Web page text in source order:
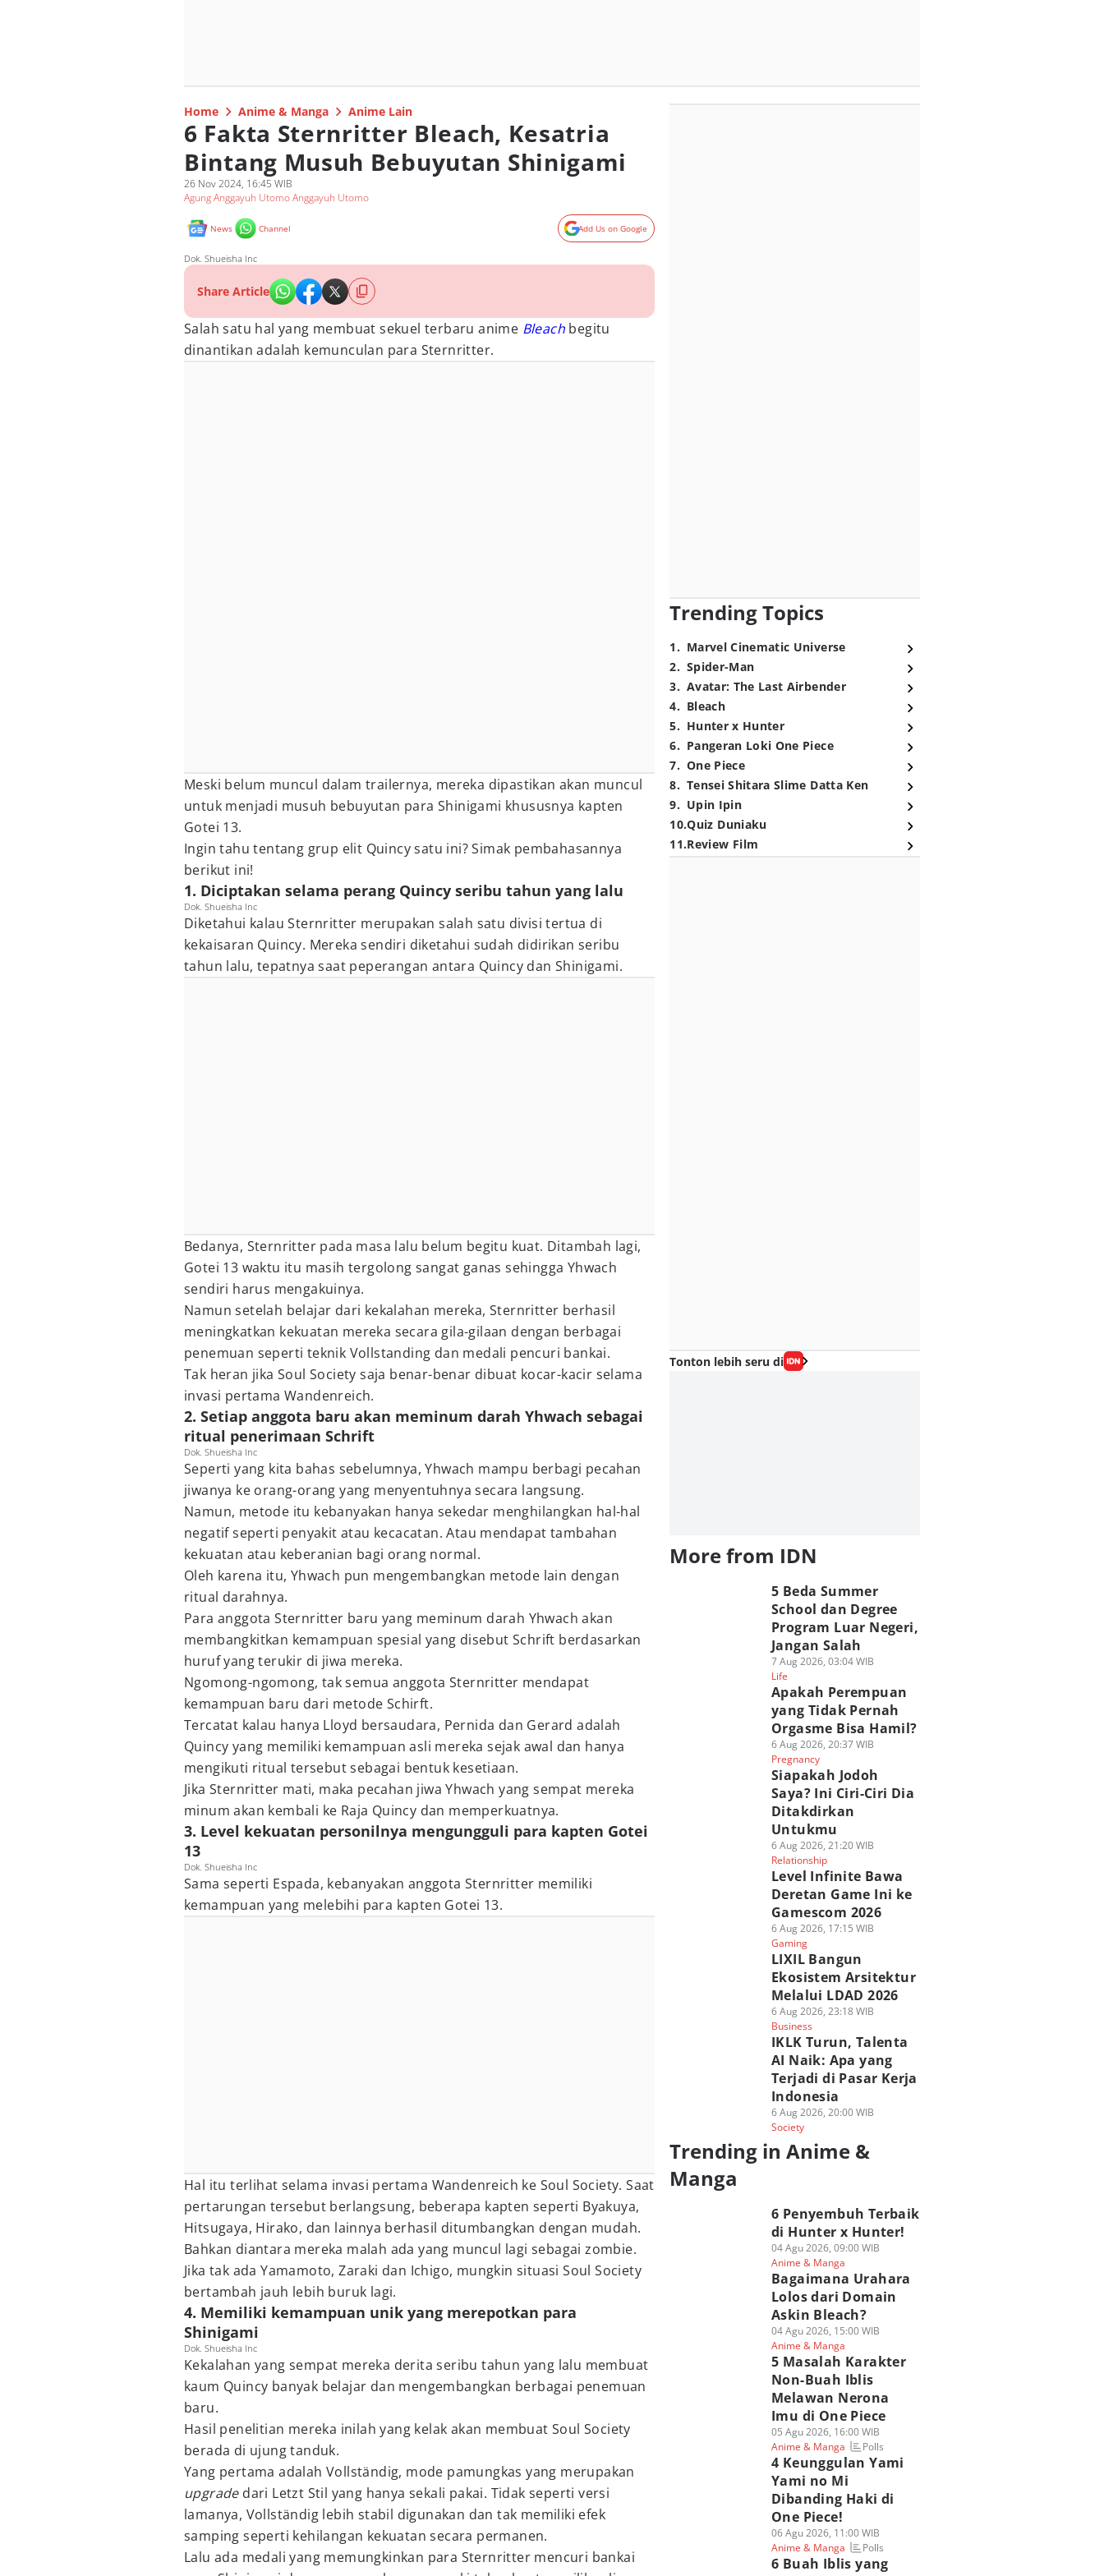
Home Anime & Manga Anime Lain
6 Fakta Sternritter Bleach, Kesatria
Bintang Musuh Bebuyutan Shinigami
26 Nov 2024, 16:45 WIB
Agung Anggayuh Utomo Anggayuh Utomo
News Channel Add Us on Google
Dok. Shueisha Inc
Share Article
Salah satu hal yang membuat sekuel terbaru anime Bleach begitu
dinantikan adalah kemunculan para Sternritter.
Meski belum muncul dalam trailernya, mereka dipastikan akan muncul
untuk menjadi musuh bebuyutan para Shinigami khususnya kapten
Gotei 13.
Ingin tahu tentang grup elit Quincy satu ini? Simak pembahasannya
berikut ini!
1. Diciptakan selama perang Quincy seribu tahun yang lalu
Dok. Shueisha Inc
Diketahui kalau Sternritter merupakan salah satu divisi tertua di
kekaisaran Quincy. Mereka sendiri diketahui sudah didirikan seribu
tahun lalu, tepatnya saat peperangan antara Quincy dan Shinigami.
Bedanya, Sternritter pada masa lalu belum begitu kuat. Ditambah lagi,
Gotei 13 waktu itu masih tergolong sangat ganas sehingga Yhwach
sendiri harus mengakuinya.
Namun setelah belajar dari kekalahan mereka, Sternritter berhasil
meningkatkan kekuatan mereka secara gila-gilaan dengan berbagai
penemuan seperti teknik Vollstanding dan medali pencuri bankai.
Tak heran jika Soul Society saja benar-benar dibuat kocar-kacir selama
invasi pertama Wandenreich.
2. Setiap anggota baru akan meminum darah Yhwach sebagai
ritual penerimaan Schrift
Dok. Shueisha Inc
Seperti yang kita bahas sebelumnya, Yhwach mampu berbagi pecahan
jiwanya ke orang-orang yang menyentuhnya secara langsung.
Namun, metode itu kebanyakan hanya sekedar menghilangkan hal-hal
negatif seperti penyakit atau kecacatan. Atau mendapat tambahan
kekuatan atau keberanian bagi orang normal.
Oleh karena itu, Yhwach pun mengembangkan metode lain dengan
ritual darahnya.
Para anggota Sternritter baru yang meminum darah Yhwach akan
membangkitkan kemampuan spesial yang disebut Schrift berdasarkan
huruf yang terukir di jiwa mereka.
Ngomong-ngomong, tak semua anggota Sternritter mendapat
kemampuan baru dari metode Schirft.
Tercatat kalau hanya Lloyd bersaudara, Pernida dan Gerard adalah
Quincy yang memiliki kemampuan asli mereka sejak awal dan hanya
mengikuti ritual tersebut sebagai bentuk kesetiaan.
Jika Sternritter mati, maka pecahan jiwa Yhwach yang sempat mereka
minum akan kembali ke Raja Quincy dan memperkuatnya.
3. Level kekuatan personilnya mengungguli para kapten Gotei
13
Dok. Shueisha Inc
Sama seperti Espada, kebanyakan anggota Sternritter memiliki
kemampuan yang melebihi para kapten Gotei 13.
Hal itu terlihat selama invasi pertama Wandenreich ke Soul Society. Saat
pertarungan tersebut berlangsung, beberapa kapten seperti Byakuya,
Hitsugaya, Hirako, dan lainnya berhasil ditumbangkan dengan mudah.
Bahkan diantara mereka malah ada yang muncul lagi sebagai zombie.
Jika tak ada Yamamoto, Zaraki dan Ichigo, mungkin situasi Soul Society
bertambah jauh lebih buruk lagi.
4. Memiliki kemampuan unik yang merepotkan para
Shinigami
Dok. Shueisha Inc
Kekalahan yang sempat mereka derita seribu tahun yang lalu membuat
kaum Quincy banyak belajar dan mengembangkan berbagai penemuan
baru.
Hasil penelitian mereka inilah yang kelak akan membuat Soul Society
berada di ujung tanduk.
Yang pertama adalah Vollständig, mode pamungkas yang merupakan
upgrade dari Letzt Stil yang hanya sekali pakai. Tidak seperti versi
lamanya, Vollständig lebih stabil digunakan dan tak memiliki efek
samping seperti kehilangan kekuatan secara permanen.
Lalu ada medali yang memungkinkan para Sternritter mencuri bankai
Trending Topics
1. Marvel Cinematic Universe
2. Spider-Man
3. Avatar: The Last Airbender
4. Bleach
5. Hunter x Hunter
6. Pangeran Loki One Piece
7. One Piece
8. Tensei Shitara Slime Datta Ken
9. Upin Ipin
10.Quiz Duniaku
11.Review Film
Tonton lebih seru di
More from IDN
5 Beda Summer
School dan Degree
Program Luar Negeri,
Jangan Salah
7 Aug 2026, 03:04 WIB
Life
Apakah Perempuan
yang Tidak Pernah
Orgasme Bisa Hamil?
6 Aug 2026, 20:37 WIB
Pregnancy
Siapakah Jodoh
Saya? Ini Ciri-Ciri Dia
Ditakdirkan
Untukmu
6 Aug 2026, 21:20 WIB
Relationship
Level Infinite Bawa
Deretan Game Ini ke
Gamescom 2026
6 Aug 2026, 17:15 WIB
Gaming
LIXIL Bangun
Ekosistem Arsitektur
Melalui LDAD 2026
6 Aug 2026, 23:18 WIB
Business
IKLK Turun, Talenta
AI Naik: Apa yang
Terjadi di Pasar Kerja
Indonesia
6 Aug 2026, 20:00 WIB
Society
Trending in Anime &
Manga
6 Penyembuh Terbaik
di Hunter x Hunter!
04 Agu 2026, 09:00 WIB
Anime & Manga
Bagaimana Urahara
Lolos dari Domain
Askin Bleach?
04 Agu 2026, 15:00 WIB
Anime & Manga
5 Masalah Karakter
Non-Buah Iblis
Melawan Nerona
Imu di One Piece
05 Agu 2026, 16:00 WIB
Anime & Manga
Polls
4 Keunggulan Yami
Yami no Mi
Dibanding Haki di
One Piece!
06 Agu 2026, 11:00 WIB
Anime & Manga
Polls
6 Buah Iblis yang